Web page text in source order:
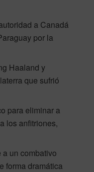
a Canadá
por la
Haaland y
que sufrió
para eliminar a
los anfitriones,
un combativo
forma dramática